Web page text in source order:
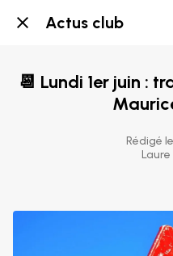
Actus club
📆 Lundi 1er juin :
Rédigé
Laure